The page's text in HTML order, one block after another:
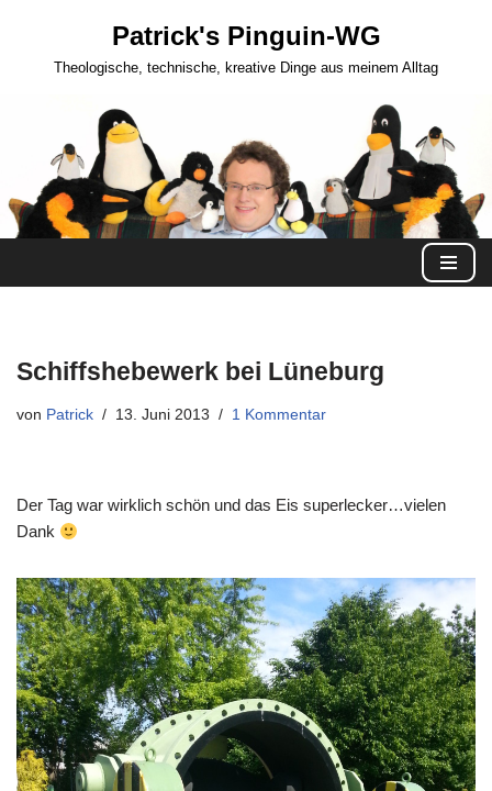
Patrick's Pinguin-WG
Theologische, technische, kreative Dinge aus meinem Alltag
Schiffshebewerk bei Lüneburg
von Patrick 13. Juni 2013 1 Kommentar
Der Tag war wirklich schön und das Eis superlecker…vielen
Dank